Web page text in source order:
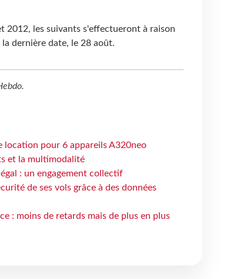
2012, les suivants s'effectueront à raison
dernière date, le 28 août.
.
location pour 6 appareils A320neo
et la multimodalité
: un engagement collectif
de ses vols grâce à des données
: moins de retards mais de plus en plus